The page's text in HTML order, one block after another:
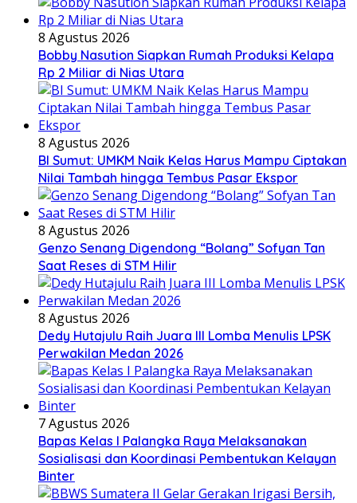
8 Agustus 2026
Bobby Nasution Siapkan Rumah Produksi Kelapa
Rp 2 Miliar di Nias Utara
8 Agustus 2026
BI Sumut: UMKM Naik Kelas Harus Mampu Ciptakan
Nilai Tambah hingga Tembus Pasar Ekspor
8 Agustus 2026
Genzo Senang Digendong “Bolang” Sofyan Tan
Saat Reses di STM Hilir
8 Agustus 2026
Dedy Hutajulu Raih Juara III Lomba Menulis LPSK
Perwakilan Medan 2026
7 Agustus 2026
Bapas Kelas I Palangka Raya Melaksanakan
Sosialisasi dan Koordinasi Pembentukan Kelayan
Binter